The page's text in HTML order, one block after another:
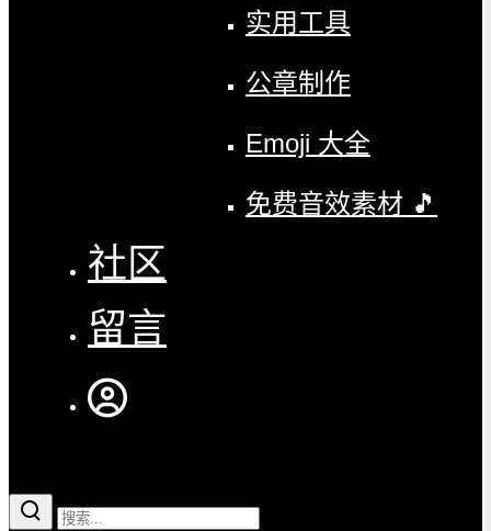
实用工具
公章制作
Emoji 大全
免费音效素材 🎵
社区
留言